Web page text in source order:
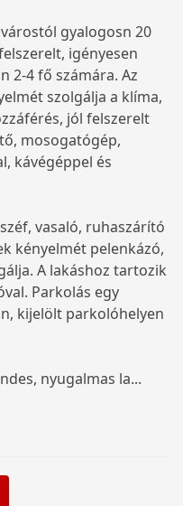
gyalogosn 20
igényesen
2-4 fő számára. Az
szolgálja a klíma,
jól felszerelt
mosogatógép,
kávégéppel és
vasaló, ruhaszárító
kényelmét pelenkázó,
A lakáshoz tartozik
Parkolás egy
kijelölt parkolóhelyen
nyugalmas la...